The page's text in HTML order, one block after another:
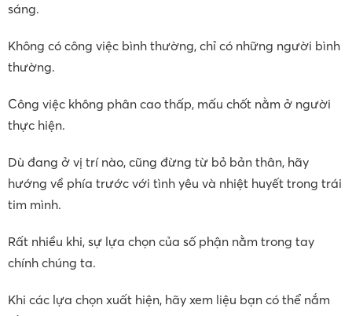
sáng.
Không có công việc bình thường, chỉ có những người bình
thường.
Công việc không phân cao thấp, mấu chốt nằm ở người
thực hiện.
Dù đang ở vị trí nào, cũng đừng từ bỏ bản thân, hãy
hướng về phía trước với tình yêu và nhiệt huyết trong trái
tim mình.
Rất nhiều khi, sự lựa chọn của số phận nằm trong tay
chính chúng ta.
Khi các lựa chọn xuất hiện, hãy xem liệu bạn có thể nắm